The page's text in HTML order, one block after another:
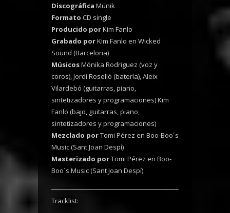
Discográfica Münik
Formato CD single
Producido porKim Fanlo
Grabado porKim Fanlo en Wicked
Sound (Barcelona)
MúsicosMónika Rodriguez (voz y
coros), Jordi Roselló (batería), Aleix
Vilardebó (guitarras, piano,
sintetizadores y programaciones) Kim
Fanlo (bajo, guitarras, piano,
sintetizadores y programaciones)
Mezclado porTomi Pérez en Boo-Boo´s
Music (Sant Joan Despí)
Masterizado porTomi Pérez en Boo-
Boo´s Music (Sant Joan Despí)
Tracklist: